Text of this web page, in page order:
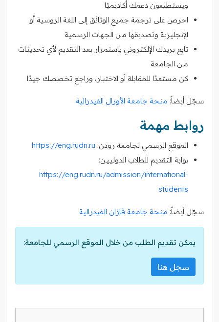
ويستطيعون دعمك أكاديميًا
احرص على ترجمة جميع الوثائق إلى اللغة الروسية أو
الإنجليزية وتصديقها من الجهات الرسمية
تابع بريدك الإلكتروني باستمرار بعد التقديم لأي تحديثات
من الجامعة
كن مستعدًا للمقابلة أو الاختبار، وراجع تخصصك جيدًا
سجّل أيضاً: منحة جامعة الأورال الفيدرالية
روابط مهمة
الموقع الرسمي لجامعة رودن: https://eng.rudn.ru
بوابة التقديم للطلاب الدوليين:
https://eng.rudn.ru/admission/international-
students
سجّل أيضاً: منحة جامعة قازان الفيدرالية
يمكن تقديم الطلب من خلال الموقع الرسمي للجامعة:
سجل هنا